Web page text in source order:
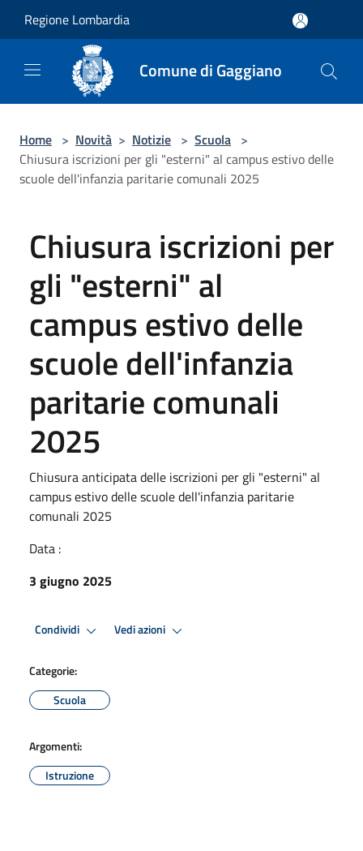
Regione Lombardia
Comune di Gaggiano
Home > Novità > Notizie > Scuola >
Chiusura iscrizioni per gli "esterni" al campus estivo delle
scuole dell'infanzia paritarie comunali 2025
Chiusura iscrizioni per
gli "esterni" al
campus estivo delle
scuole dell'infanzia
paritarie comunali
2025
Chiusura anticipata delle iscrizioni per gli "esterni" al
campus estivo delle scuole dell'infanzia paritarie
comunali 2025
Data :
3 giugno 2025
Condividi Vedi azioni
Categorie:
Scuola
Argomenti:
Istruzione